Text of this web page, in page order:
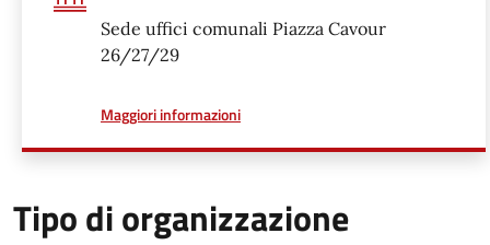
Sede uffici comunali Piazza Cavour
26/27/29
Maggiori informazionia proposito di
Tipo di organizzazione